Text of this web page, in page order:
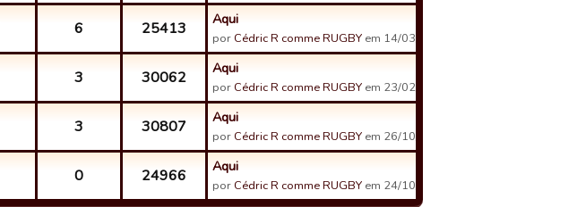
6 25413 Aqui
por Cédric R comme RUGBY em 14/03/16 12:25
3 30062 Aqui
por Cédric R comme RUGBY em 23/02/16 13:35
3 30807 Aqui
por Cédric R comme RUGBY em 26/10/15 08:05
0 24966 Aqui
por Cédric R comme RUGBY em 24/10/15 00:07